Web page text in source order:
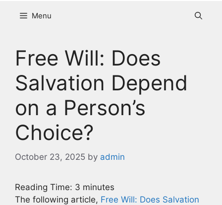
Menu
Free Will: Does
Salvation Depend
on a Person’s
Choice?
October 23, 2025 by admin
Reading Time: 3 minutes
The following article, Free Will: Does Salvation